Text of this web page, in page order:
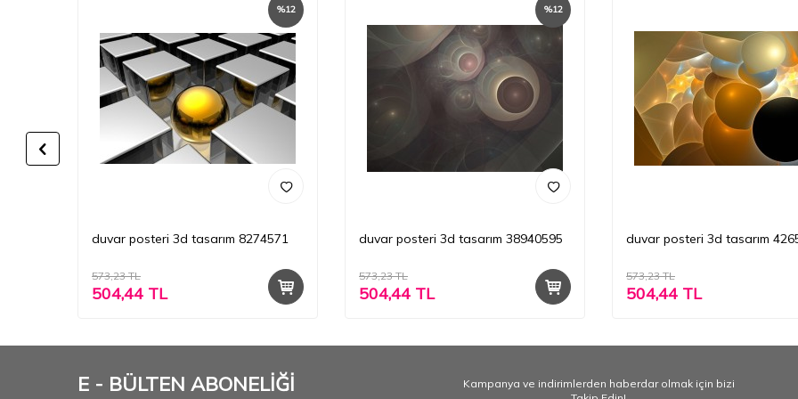
%12
duvar posteri 3d tasarım 8274571
573,23TL
504,44 TL
%12
duvar posteri 3d tasarım 38940595
573,23TL
504,44 TL
duvar posteri 3d tasarım
573,23TL
504,44 TL
E - BÜLTEN ABONELİĞİ
Kampanya ve indirimlerden haberdar olmak için bizi